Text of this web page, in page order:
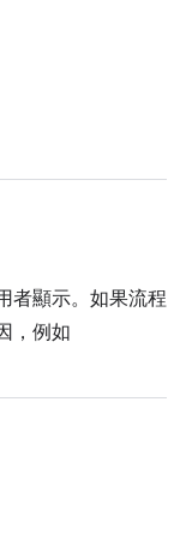
者顯示。如果流程
，例如